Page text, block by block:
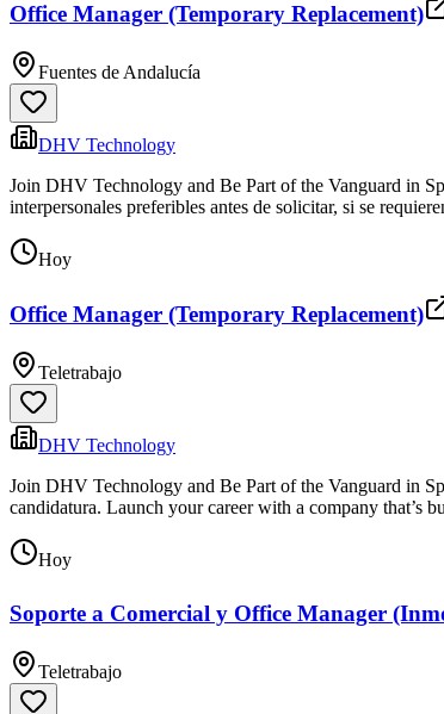
Office Manager (Temporary Replacement)
Fuentes de Andalucía
DHV Technology
Join DHV Technology and Be Part of the Vanguard in
interpersonales preferibles antes de solicitar, si se
Hoy
Office Manager (Temporary Replacement)
Teletrabajo
DHV Technology
Join DHV Technology and Be Part of the Vanguard in
candidatura. Launch your career with a company
Hoy
Soporte a Comercial y Office Manager
Teletrabajo